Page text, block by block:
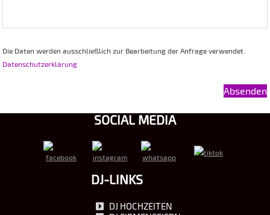
Die Daten werden ausschließlich zur Bearbeitung der Anfrage verwendet.
Datenschutzerklärung
SOCIAL MEDIA
DJ-LINKS
DJ HOCHZEITEN